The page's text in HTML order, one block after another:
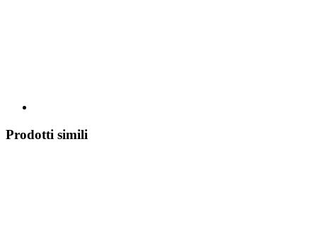
Prodotti simili